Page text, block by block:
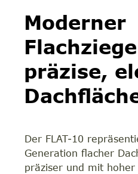
Moderner
präzise,
Der FLAT-10
Generation flacher
präziser und mit hoher